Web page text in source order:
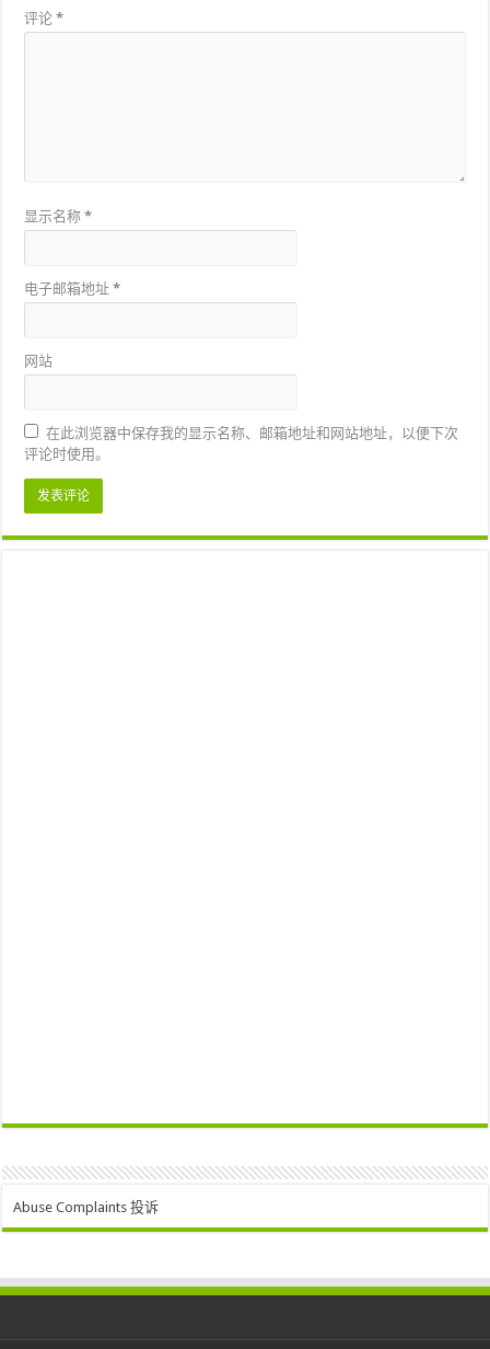
评论*
显示名称*
电子邮箱地址*
网站
在此浏览器中保存我的显示名称、邮箱地址和网站地址，以便下次
评论时使用。
Abuse Complaints 投诉